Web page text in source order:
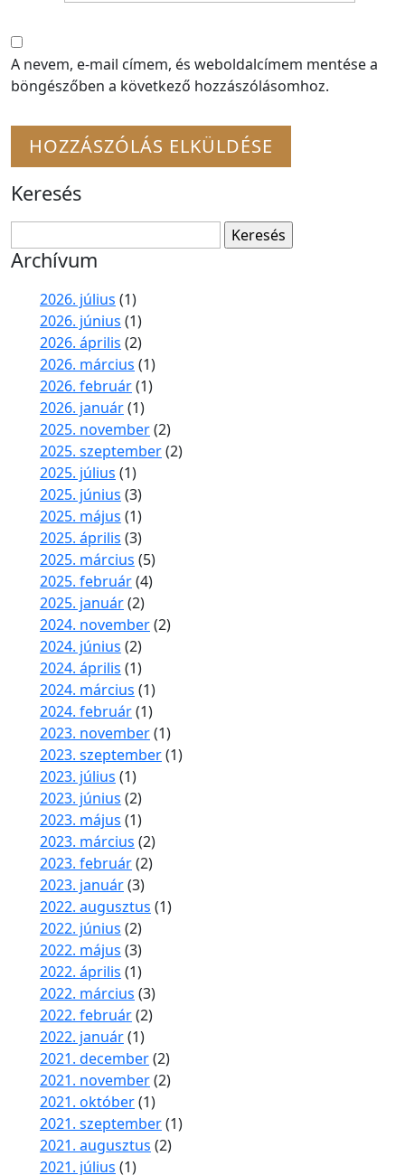
A nevem, e-mail címem, és weboldalcímem mentése a
böngészőben a következő hozzászólásomhoz.
Keresés
Archívum
2026. július (1)
2026. június (1)
2026. április (2)
2026. március (1)
2026. február(1)
2026. január(1)
2025. november(2)
2025. szeptember(2)
2025. július (1)
2025. június (3)
2025. május (1)
2025. április (3)
2025. március (5)
2025. február(4)
2025. január(2)
2024. november(2)
2024. június (2)
2024. április (1)
2024. március (1)
2024. február(1)
2023. november(1)
2023. szeptember(1)
2023. július (1)
2023. június (2)
2023. május (1)
2023. március (2)
2023. február(2)
2023. január(3)
2022. augusztus (1)
2022. június (2)
2022. május (3)
2022. április (1)
2022. március (3)
2022. február(2)
2022. január(1)
2021. december(2)
2021. november(2)
2021. október(1)
2021. szeptember(1)
2021. augusztus (2)
2021. július (1)